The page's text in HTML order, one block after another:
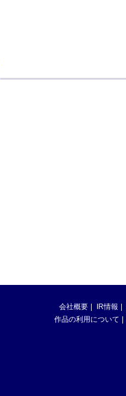
会社概要 IR情報
作品の利用について